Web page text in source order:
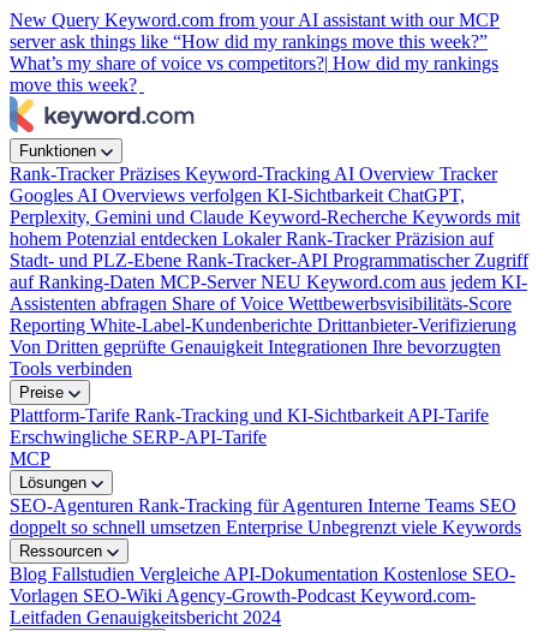
New Query Keyword.com from your AI assistant with our MCP
server ask things like “How did my rankings move this week?”
What’s my share of voice vs competitors?| How did my rankings
move this week?
Funktionen
Rank-TrackerPräzises Keyword-Tracking AI Overview Tracker
Googles AI Overviews verfolgen KI-Sichtbarkeit ChatGPT,
Perplexity, Gemini und Claude Keyword-Recherche Keywords mit
hohem Potenzial entdecken Lokaler Rank-TrackerPräzision auf
Stadt- und PLZ-Ebene Rank-Tracker-API Programmatischer Zugriff
auf Ranking-Daten MCP-ServerNEU Keyword.com aus jedem KI-
Assistenten abfragen Share of Voice Wettbewerbsvisibilitäts-Score
Reporting White-Label-Kundenberichte Drittanbieter-Verifizierung
Von Dritten geprüfte Genauigkeit Integrationen Ihre bevorzugten
Tools verbinden
Preise
Plattform-Tarife Rank-Tracking und KI-Sichtbarkeit API-Tarife
Erschwingliche SERP-API-Tarife
MCP
Lösungen
SEO-Agenturen Rank-Tracking für Agenturen Interne Teams SEO
doppelt so schnell umsetzen Enterprise Unbegrenzt viele Keywords
Ressourcen
Blog Fallstudien Vergleiche API-Dokumentation Kostenlose SEO-
Vorlagen SEO-Wiki Agency-Growth-Podcast Keyword.com-
Leitfaden Genauigkeitsbericht 2024